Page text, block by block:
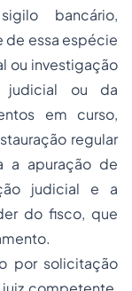
bancário,
essa espécie
ou investigação
judicial ou da
em curso,
regular
a apuração de
judicial e a
do fisco, que
por solicitação